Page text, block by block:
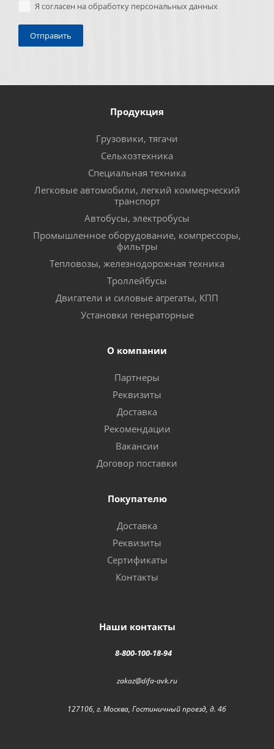
Я согласен на обработку персональных данных
Продукция
Грузовики, тягачи
Сельхозтехника
Специальная техника
Легковые автомобили, легкий коммерческий
транспорт
Автобусы, электробусы
Промышленное оборудование, компрессоры,
фильтры
Тепловозы, железнодорожная техника
Троллейбусы
Двигатели и силовые агрегаты, КПП
Установки генераторные
О компании
Партнеры
Реквизиты
Доставка
Рекомендации
Вакансии
Договор поставки
Покупателю
Доставка
Реквизиты
Сертификаты
Контакты
Наши контакты
8-800-100-18-94
zakaz@difa-avk.ru
127106, г. Москва, Гостиничный проезд, д. 4б